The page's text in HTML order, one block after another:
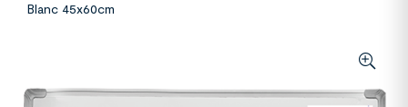
Blanc 45x60cm